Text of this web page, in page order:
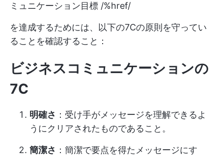
ミュニケーション目標 /%href/
を達成するためには、以下の7Cの原則を守ってい
ることを確認すること：
ビジネスコミュニケーションの
7C
明確さ ：受け手がメッセージを理解できるよ
うにクリアされたものであること。
簡潔さ ：簡潔で要点を得たメッセージにす